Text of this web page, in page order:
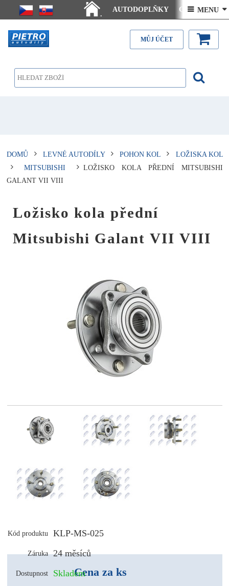
.
AUTODOPLŇKY Ceny doručení
Články - návody Kontakt
 MENU 
MŮJ ÚČET
DOMŮ LEVNÉ AUTODÍLY POHON KOL
LOŽISKA KOL
MITSUBISHI
LOŽISKO KOLA PŘEDNÍ MITSUBISHI
GALANT VII VIII
Ložisko kola přední
Mitsubishi Galant VII VIII
Kód produktu KLP-MS-025
Záruka 24 měsíců
Dostupnost SklademCena za ks